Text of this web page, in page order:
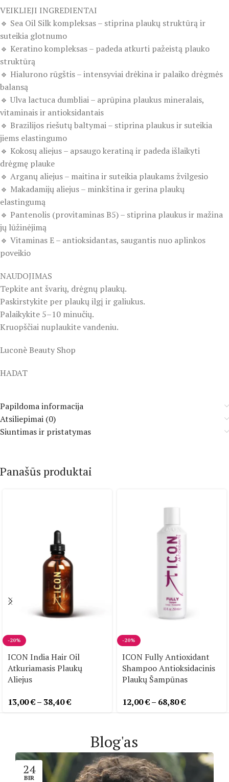
VEIKLIEJI INGREDIENTAI
🔹 Sea Oil Silk kompleksas – stiprina plaukų struktūrą ir
suteikia glotnumo
🔹 Keratino kompleksas – padeda atkurti pažeistą plauko
struktūrą
🔹 Hialurono rūgštis – intensyviai drėkina ir palaiko drėgmės
balansą
🔹 Ulva lactuca dumbliai – aprūpina plaukus mineralais,
vitaminais ir antioksidantais
🔹 Brazilijos riešutų baltymai – stiprina plaukus ir suteikia
jiems elastingumo
🔹 Kokosų aliejus – apsaugo keratiną ir padeda išlaikyti
drėgmę plauke
🔹 Arganų aliejus – maitina ir suteikia plaukams žvilgesio
🔹 Makadamijų aliejus – minkština ir gerina plaukų
elastingumą
🔹 Pantenolis (provitaminas B5) – stiprina plaukus ir mažina
jų lūžinėjimą
🔹 Vitaminas E – antioksidantas, saugantis nuo aplinkos
poveikio
NAUDOJIMAS
Tepkite ant švarių, drėgnų plaukų.
Paskirstykite per plaukų ilgį ir galiukus.
Palaikykite 5–10 minučių.
Kruopščiai nuplaukite vandeniu.
Luconè Beauty Shop
HADAT
Papildoma informacija
Atsiliepimai (0)
Siuntimas ir pristatymas
Panašūs produktai
-20%
ICON India Hair Oil
Atkuriamasis Plaukų
Aliejus
13,00€– 38,40€
-20%
ICON Fully Antioxidant
Shampoo Antioksidacinis
Plaukų Šampūnas
12,00€– 68,80€
Blog'as
24
BIR